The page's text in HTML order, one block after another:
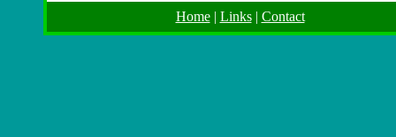
Home| Links| Contact